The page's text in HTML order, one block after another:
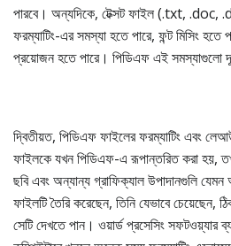
পারবে। অন্যদিকে, টেক্সট ফাইল (.txt, .doc,
ফরম্যাটিং-এর সমস্যা হতে পারে, ফন্ট মিসিং হতে
প্রয়োজন হতে পারে। পিডিএফ এই সমস্যাগুলো
দ্বিতীয়ত, পিডিএফ ফাইলের ফরম্যাটিং এবং
ফাইলকে যখন পিডিএফ-এ রূপান্তরিত করা হয়,
ছবি এবং অন্যান্য গ্রাফিক্যাল উপাদানগুলি
ফাইলটি তৈরি করেছেন, তিনি যেভাবে চেয়েছেন,
সেটি দেখতে পান। ওয়ার্ড প্রসেসিং সফটওয়্যার